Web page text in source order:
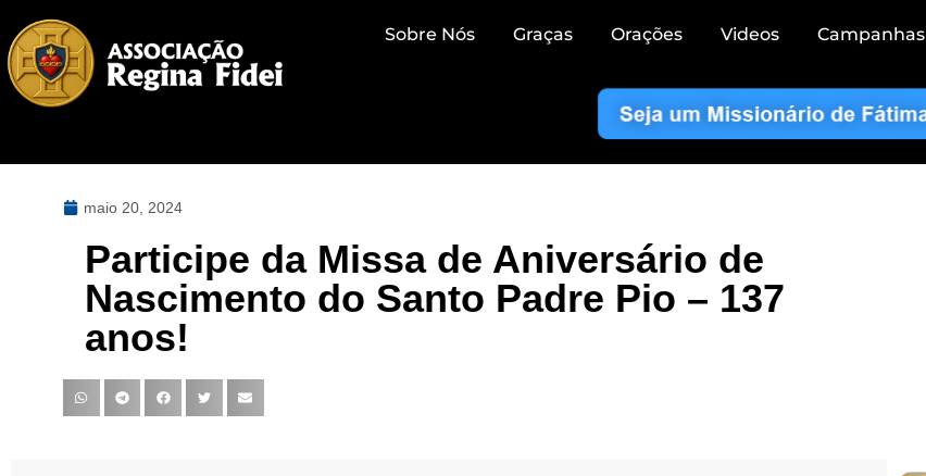
Sobre Nós Graças Orações Videos Campanhas
maio 20, 2024
Participe da Missa de Aniversário de
Nascimento do Santo Padre Pio – 137
anos!